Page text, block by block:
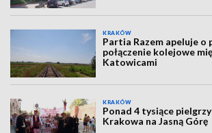
KRAKÓW
Partia Razem apeluje o
połączenie kolejowe
Katowicami
KRAKÓW
Ponad 4 tysiące
Krakowa na Jasną Górę